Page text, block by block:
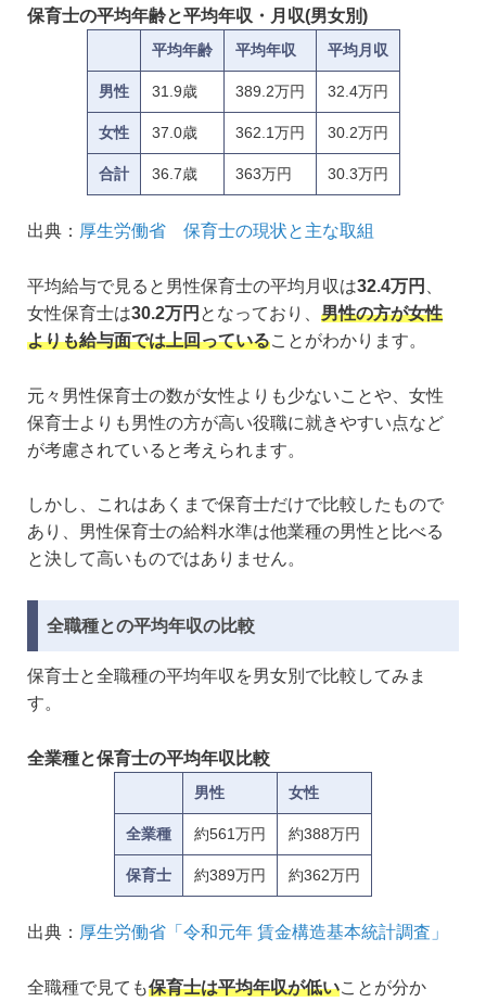
保育士の平均年齢と平均年収・月収(男女別)
平均年齢 平均年収 平均月収
男性 31.9歳 389.2万円 32.4万円
女性 37.0歳 362.1万円 30.2万円
合計 36.7歳 363万円 30.3万円
出典： 厚生労働省 保育士の現状と主な取組
平均給与で見ると男性保育士の平均月収は32.4万円
女性保育士は30.2万円 となっており、 男性の方が女性
よりも給与面では上回っていることがわかります。
元々男性保育士の数が女性よりも少ないことや、女性
保育士よりも男性の方が高い役職に就きやすい点など
が考慮されていると考えられます。
しかし、これはあくまで保育士だけで比較したもので
あり、男性保育士の給料水準は他業種の男性と比べる
と決して高いものではありません。
全職種との平均年収の比較
保育士と全職種の平均年収を男女別で比較してみま
す。
全業種と保育士の平均年収比較
男性 女性
全業種 約561万円 約388万円
保育士 約389万円 約362万円
出典： 厚生労働省「令和元年 賃金構造基本統計調査」
全職種で見ても保育士は平均年収が低いことが分か